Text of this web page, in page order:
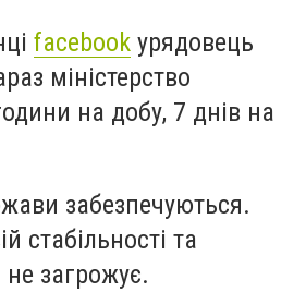
facebook урядовець
міністерство
на добу, 7 днів на
забезпечуються.
стабільності та
загрожує.